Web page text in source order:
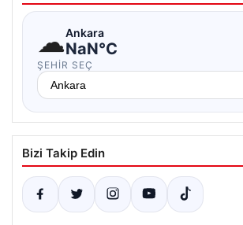
☁Ankara
NaN°C
ŞEHIR SEÇ
Bizi Takip Edin